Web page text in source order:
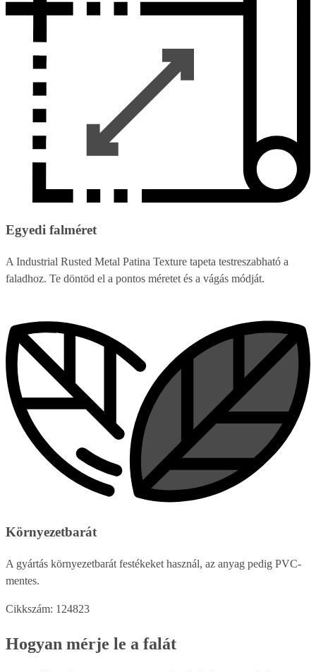
Egyedi falméret
A Industrial Rusted Metal Patina Texture tapeta testreszabható a
faladhoz. Te döntöd el a pontos méretet és a vágás módját.
Környezetbarát
A gyártás környezetbarát festékeket használ, az anyag pedig PVC-
mentes.
Cikkszám: 124823
Hogyan mérje le a falát